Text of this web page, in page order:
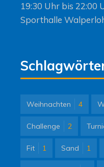
19:30 Uhr bis 22:00
Sporthalle
Weihnachten 4
Challenge 2
Fit 1 Sand 1